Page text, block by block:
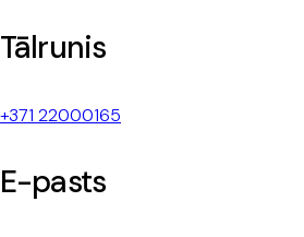
Tālrunis
+371 22000165
E-pasts